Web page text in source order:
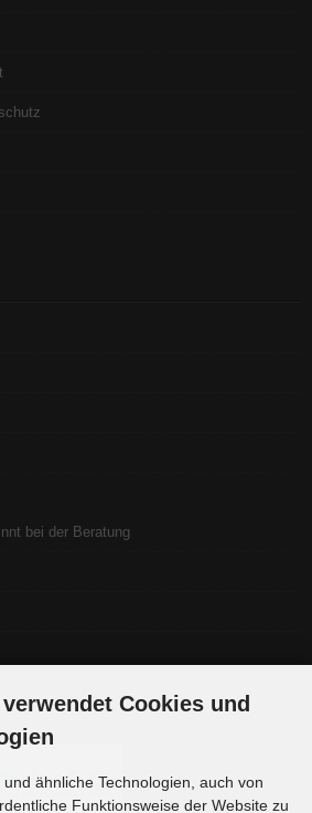
bei der Beratung
Cookies und
ähnliche Technologien, auch von
Funktionsweise der Website zu